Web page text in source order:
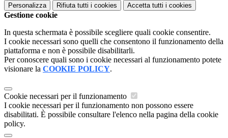
Personalizza Rifiuta tutti i cookies Accetta tutti i cookies
Gestione cookie
In questa schermata è possibile scegliere quali cookie consentire.
I cookie necessari sono quelli che consentono il funzionamento della
piattaforma e non è possibile disabilitarli.
Per conoscere quali sono i cookie necessari al funzionamento potete
visionare la COOKIE POLICY.
Cookie necessari per il funzionamento
I cookie necessari per il funzionamento non possono essere
disabilitati. È possibile consultare l'elenco nella pagina della cookie
policy.